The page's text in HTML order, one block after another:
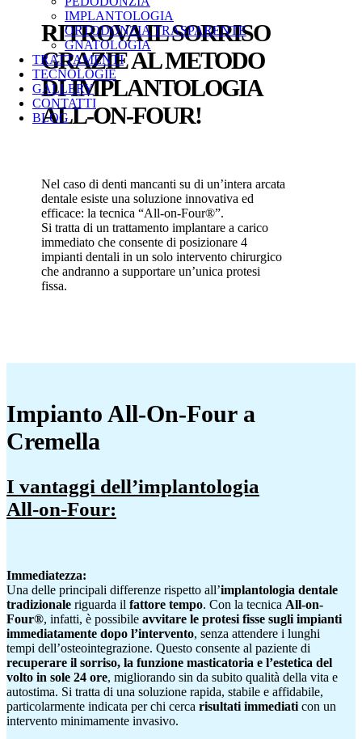
IMPLANTOLOGIA
ORTODONZIA TRASPARENTE
GNATOLOGIA
TRATTAMENTI
TECNOLOGIE
GALLERY
CONTATTI
BLOG
RITROVA IL SORRISO
GRAZIE AL METODO
DI IMPLANTOLOGIA
ALL-ON-FOUR!
Nel caso di denti mancanti su di un’intera arcata
dentale esiste una soluzione innovativa ed
efficace: la tecnica “All-on-Four®”.
Si tratta di un trattamento implantare a carico
immediato che consente di posizionare 4
impianti dentali in un solo intervento chirurgico
che andranno a supportare un’unica protesi
fissa.
Impianto All-On-Four a
Cremella
I vantaggi dell’implantologia
All-on-Four:
Immediatezza:
Una delle principali differenze rispetto all’implantologia dentale
tradizionale riguarda il fattore tempo. Con la tecnica All-on-
Four®, infatti, è possibile avvitare le protesi fisse sugli impianti
immediatamente dopo l’intervento, senza attendere i lunghi
tempi dell’osteointegrazione. Questo consente al paziente di
recuperare il sorriso, la funzione masticatoria e l’estetica del
volto in sole 24 ore, migliorando sin da subito qualità della vita e
autostima. Si tratta di una soluzione rapida, stabile e affidabile,
particolarmente indicata per chi cerca risultati immediati con un
intervento minimamente invasivo.